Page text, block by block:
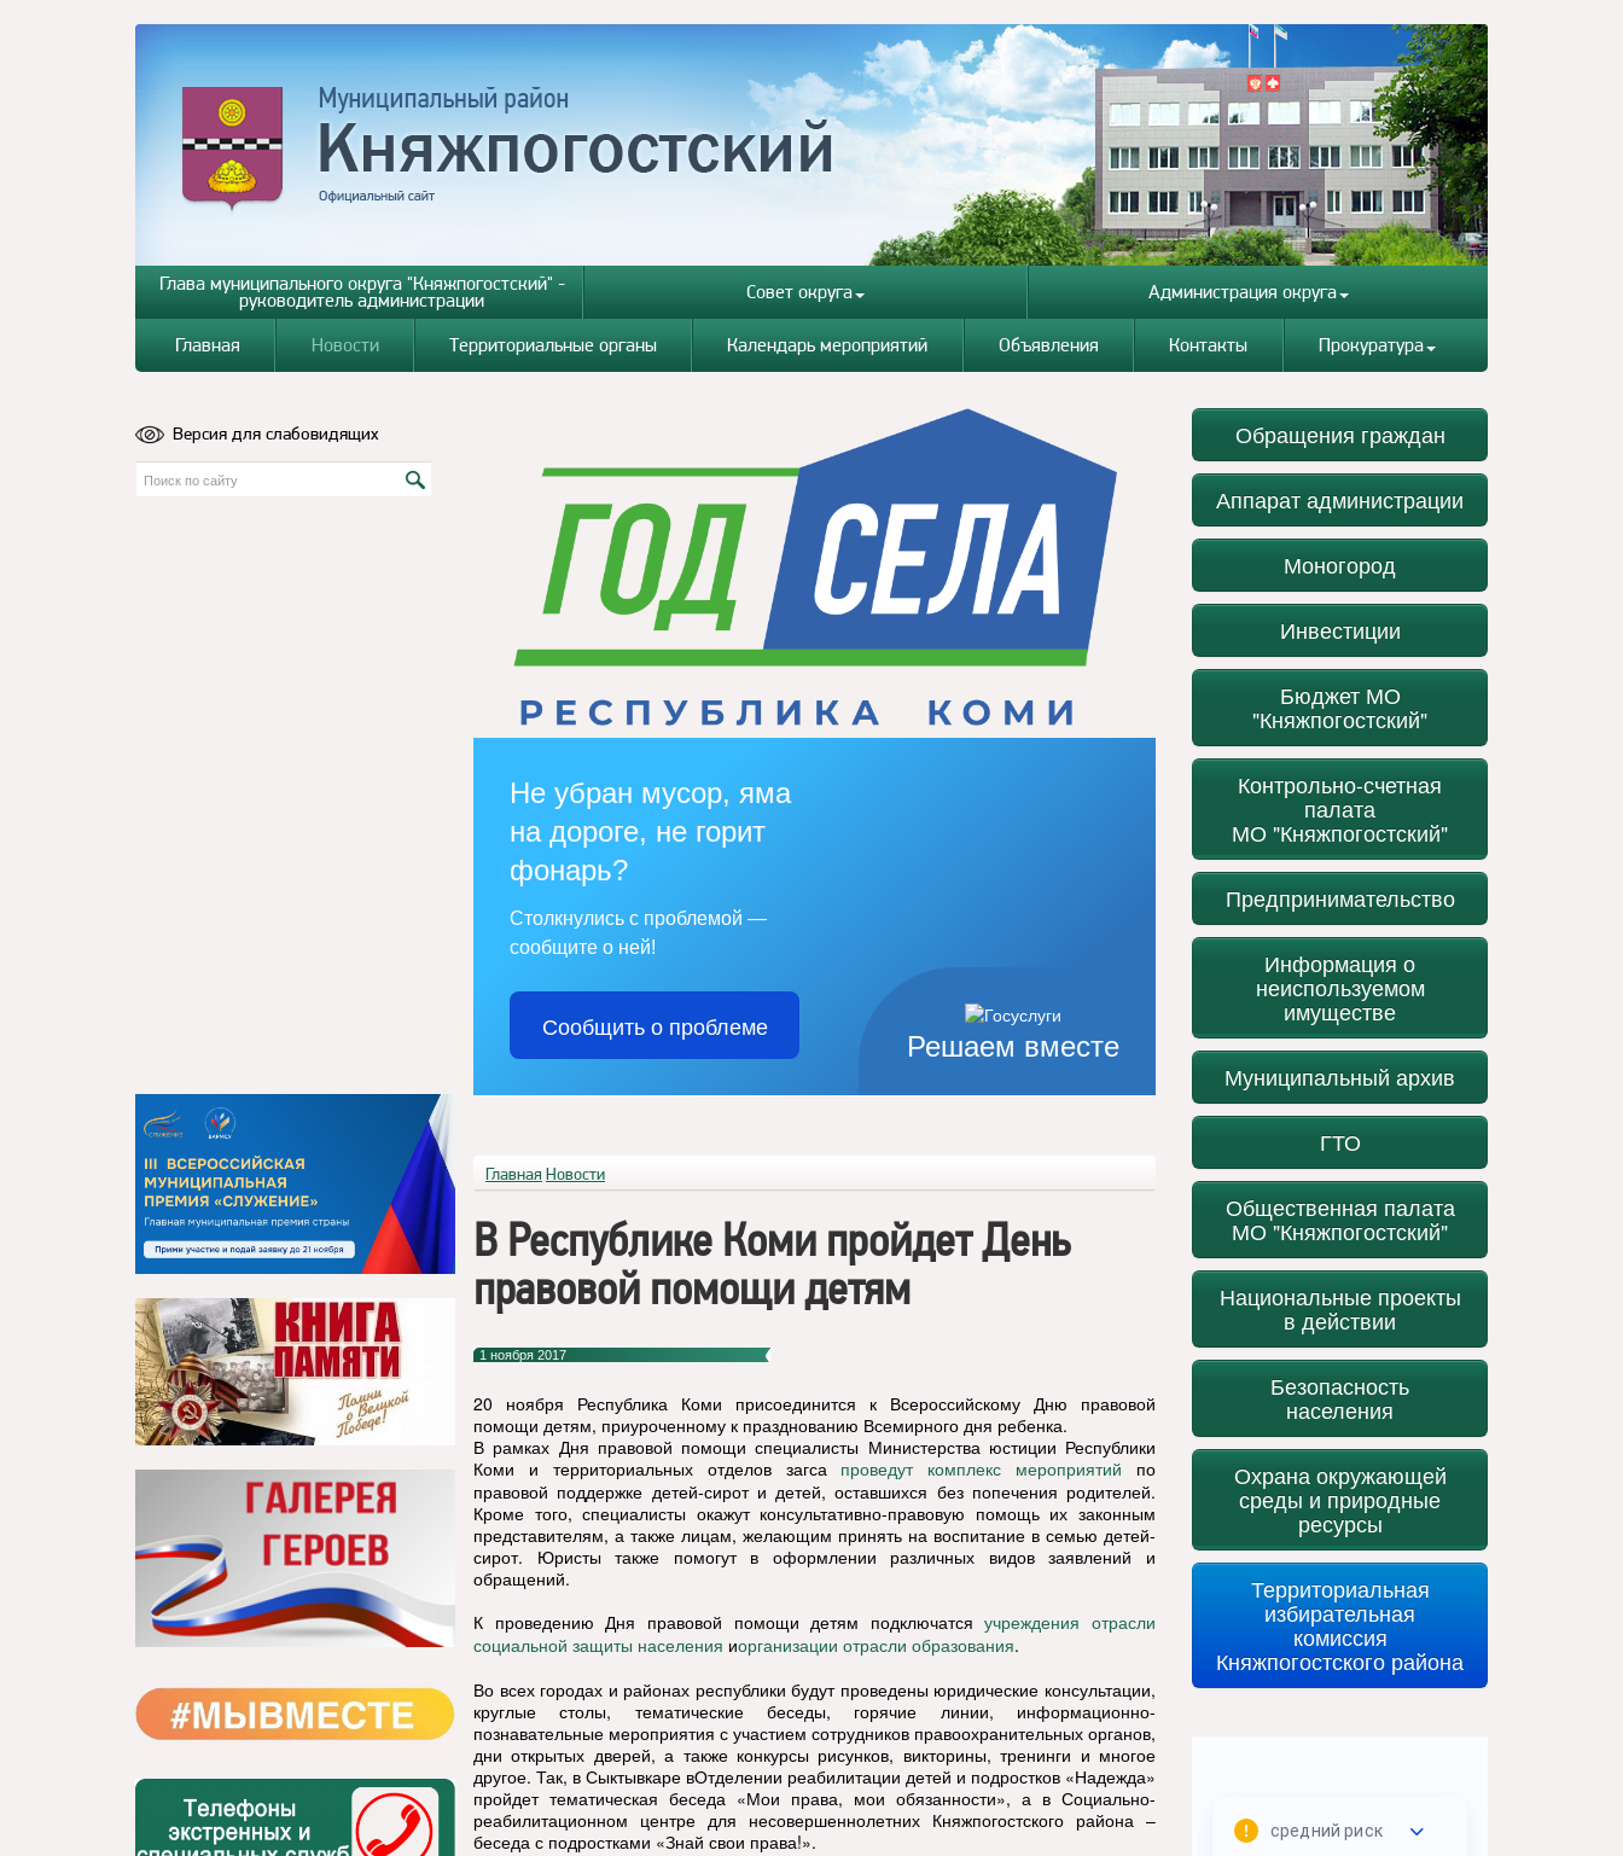
Глава муниципального округа "Княжпогостский" -
руководитель администрации Совет округа Администрация округа
Главная Новости Территориальные органы Календарь мероприятий Объявления Контакты Прокуратура
Версия для слабовидящих
Решаем вместе
Не убран мусор, яма
на дороге, не горит
фонарь?
Столкнулись с проблемой —
сообщите о ней!
Сообщить о проблеме
Главная Новости
В Республике Коми пройдет День
правовой помощи детям
1 ноября 2017
20 ноября Республика Коми присоединится к Всероссийскому Дню правовой
помощи детям, приуроченному к празднованию Всемирного дня ребенка.
В рамках Дня правовой помощи специалисты Министерства юстиции Республики
Коми и территориальных отделов загса
проведут комплекс мероприятий
по
правовой поддержке детей-сирот и детей, оставшихся без попечения родителей.
Кроме того, специалисты окажут консультативно-правовую помощь их законным
представителям, а также лицам, желающим принять на воспитание в семью детей-
сирот. Юристы также помогут в оформлении различных видов заявлений и
обращений.
К проведению Дня правовой помощи детям подключатсяучреждения отрасли
социальной защиты населения иорганизации отрасли образования.
Во всех городах и районах республики будут проведены юридические консультации,
круглые столы, тематические беседы, горячие линии, информационно-
познавательные мероприятия с участием сотрудников правоохранительных органов,
дни открытых дверей, а также конкурсы рисунков, викторины, тренинги и многое
другое. Так, в Сыктывкаре вОтделении реабилитации детей и подростков «Надежда»
пройдет тематическая беседа «Мои права, мои обязанности», а в Социально-
реабилитационном центре для несовершеннолетних Княжпогостского района –
беседа с подростками «Знай свои права!».
Обращения граждан
Аппарат администрации
Моногород
Инвестиции
Бюджет МО
"Княжпогостский"
Контрольно-счетная
палата
МО "Княжпогостский"
Предпринимательство
Информация о
неиспользуемом
имуществе
Муниципальный архив
ГТО
Общественная палата
МО "Княжпогостский"
Национальные проекты
в действии
Безопасность
населения
Охрана окружающей
среды и природные
ресурсы
Территориальная
избирательная
комиссия
Княжпогостского района